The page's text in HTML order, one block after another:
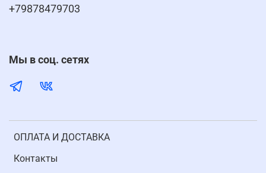
ОПЛАТА И ДОСТАВКА
Контакты
+79878479703
Мы в соц. сетях